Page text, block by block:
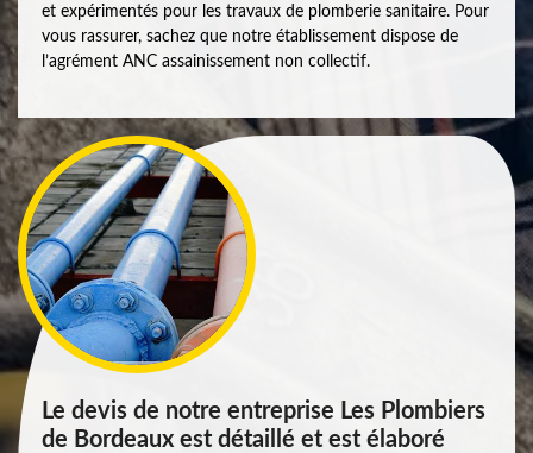
et expérimentés pour les travaux de plomberie sanitaire. Pour
vous rassurer, sachez que notre établissement dispose de
l’agrément ANC assainissement non collectif.
Le devis de notre entreprise Les Plombiers
de Bordeaux est détaillé et est élaboré